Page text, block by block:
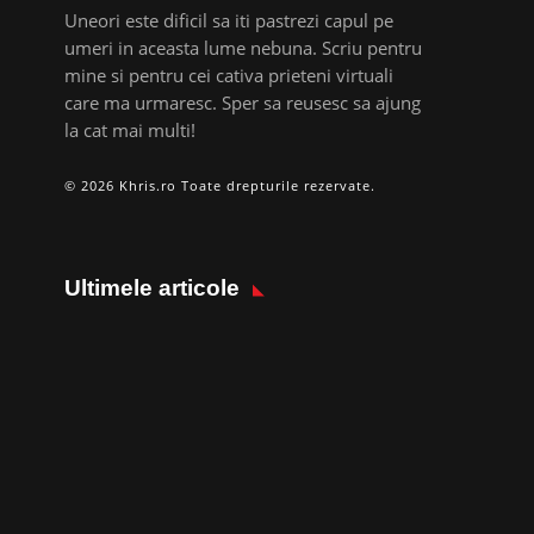
Uneori este dificil sa iti pastrezi capul pe
umeri in aceasta lume nebuna. Scriu pentru
mine si pentru cei cativa prieteni virtuali
care ma urmaresc. Sper sa reusesc sa ajung
la cat mai multi!
© 2026 Khris.ro Toate drepturile rezervate.
Ultimele articole